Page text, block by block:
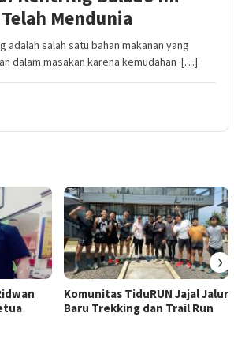
Mendunia
adalah salah satu bahan makanan yang
dalam masakan karena kemudahan […]
Komunitas TiduRUN Jajal Jalur
Baru Trekking dan Trail Run
›